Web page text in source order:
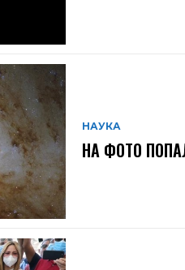
НАУКА
НА ФОТО